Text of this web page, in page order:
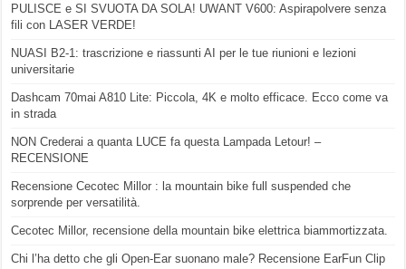
PULISCE e SI SVUOTA DA SOLA! UWANT V600: Aspirapolvere senza
fili con LASER VERDE!
NUASI B2-1: trascrizione e riassunti AI per le tue riunioni e lezioni
universitarie
Dashcam 70mai A810 Lite: Piccola, 4K e molto efficace. Ecco come va
in strada
NON Crederai a quanta LUCE fa questa Lampada Letour! –
RECENSIONE
Recensione Cecotec Millor : la mountain bike full suspended che
sorprende per versatilità.
Cecotec Millor, recensione della mountain bike elettrica biammortizzata.
Chi l’ha detto che gli Open-Ear suonano male? Recensione EarFun Clip